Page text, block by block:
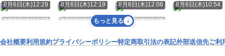
8月6日(木)12:29 8月6日(木)12:19 8月6日(木)12:06 8月6日(木)10:54
8月6日(木)10:37 8月6日(木)10:31 8月6日(木)10:29
もっと見る
会社概要利用規約プライバシーポリシー特定商取引法の表記外部送信先ご利